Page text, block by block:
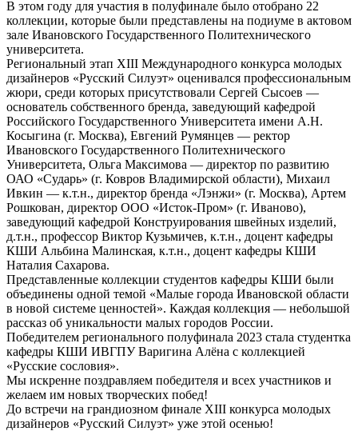
В этом году для участия в полуфинале было отобрано 22
коллекции, которые были представлены на подиуме в актовом
зале Ивановского Государственного Политехнического
университета.
Региональный этап XIII Международного конкурса молодых
дизайнеров «Русский Силуэт» оценивался профессиональным
жюри, среди которых присутствовали Сергей Сысоев —
основатель собственного бренда, заведующий кафедрой
Российского Государственного Университета имени А.Н.
Косыгина (г. Москва), Евгений Румянцев — ректор
Ивановского Государственного Политехнического
Университета, Ольга Максимова — директор по развитию
ОАО «Сударь» (г. Ковров Владимирской области), Михаил
Ивкин — к.т.н., директор бренда «Лэнжи» (г. Москва), Артем
Рошкован, директор ООО «Исток-Пром» (г. Иваново),
заведующий кафедрой Конструирования швейных изделий,
д.т.н., профессор Виктор Кузьмичев, к.т.н., доцент кафедры
КШИ Альбина Малинская, к.т.н., доцент кафедры КШИ
Наталия Сахарова.
Представленные коллекции студентов кафедры КШИ были
объединены одной темой «Малые города Ивановской области
в новой системе ценностей». Каждая коллекция — небольшой
рассказ об уникальности малых городов России.
Победителем регионального полуфинала 2023 стала студентка
кафедры КШИ ИВГПУ Варигина Алёна с коллекцией
«Русские сословия».
Мы искренне поздравляем победителя и всех участников и
желаем им новых творческих побед!
До встречи на грандиозном финале XIII конкурса молодых
дизайнеров «Русский Силуэт» уже этой осенью!